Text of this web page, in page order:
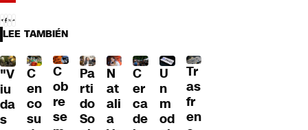
LEE TAMBIÉN
"V
iu
da
s
C
en
co
su
C
ob
re
se
Pa
rti
do
So
N
at
ali
a
C
er
ca
de
U
n
m
od
Tr
as
fr
en